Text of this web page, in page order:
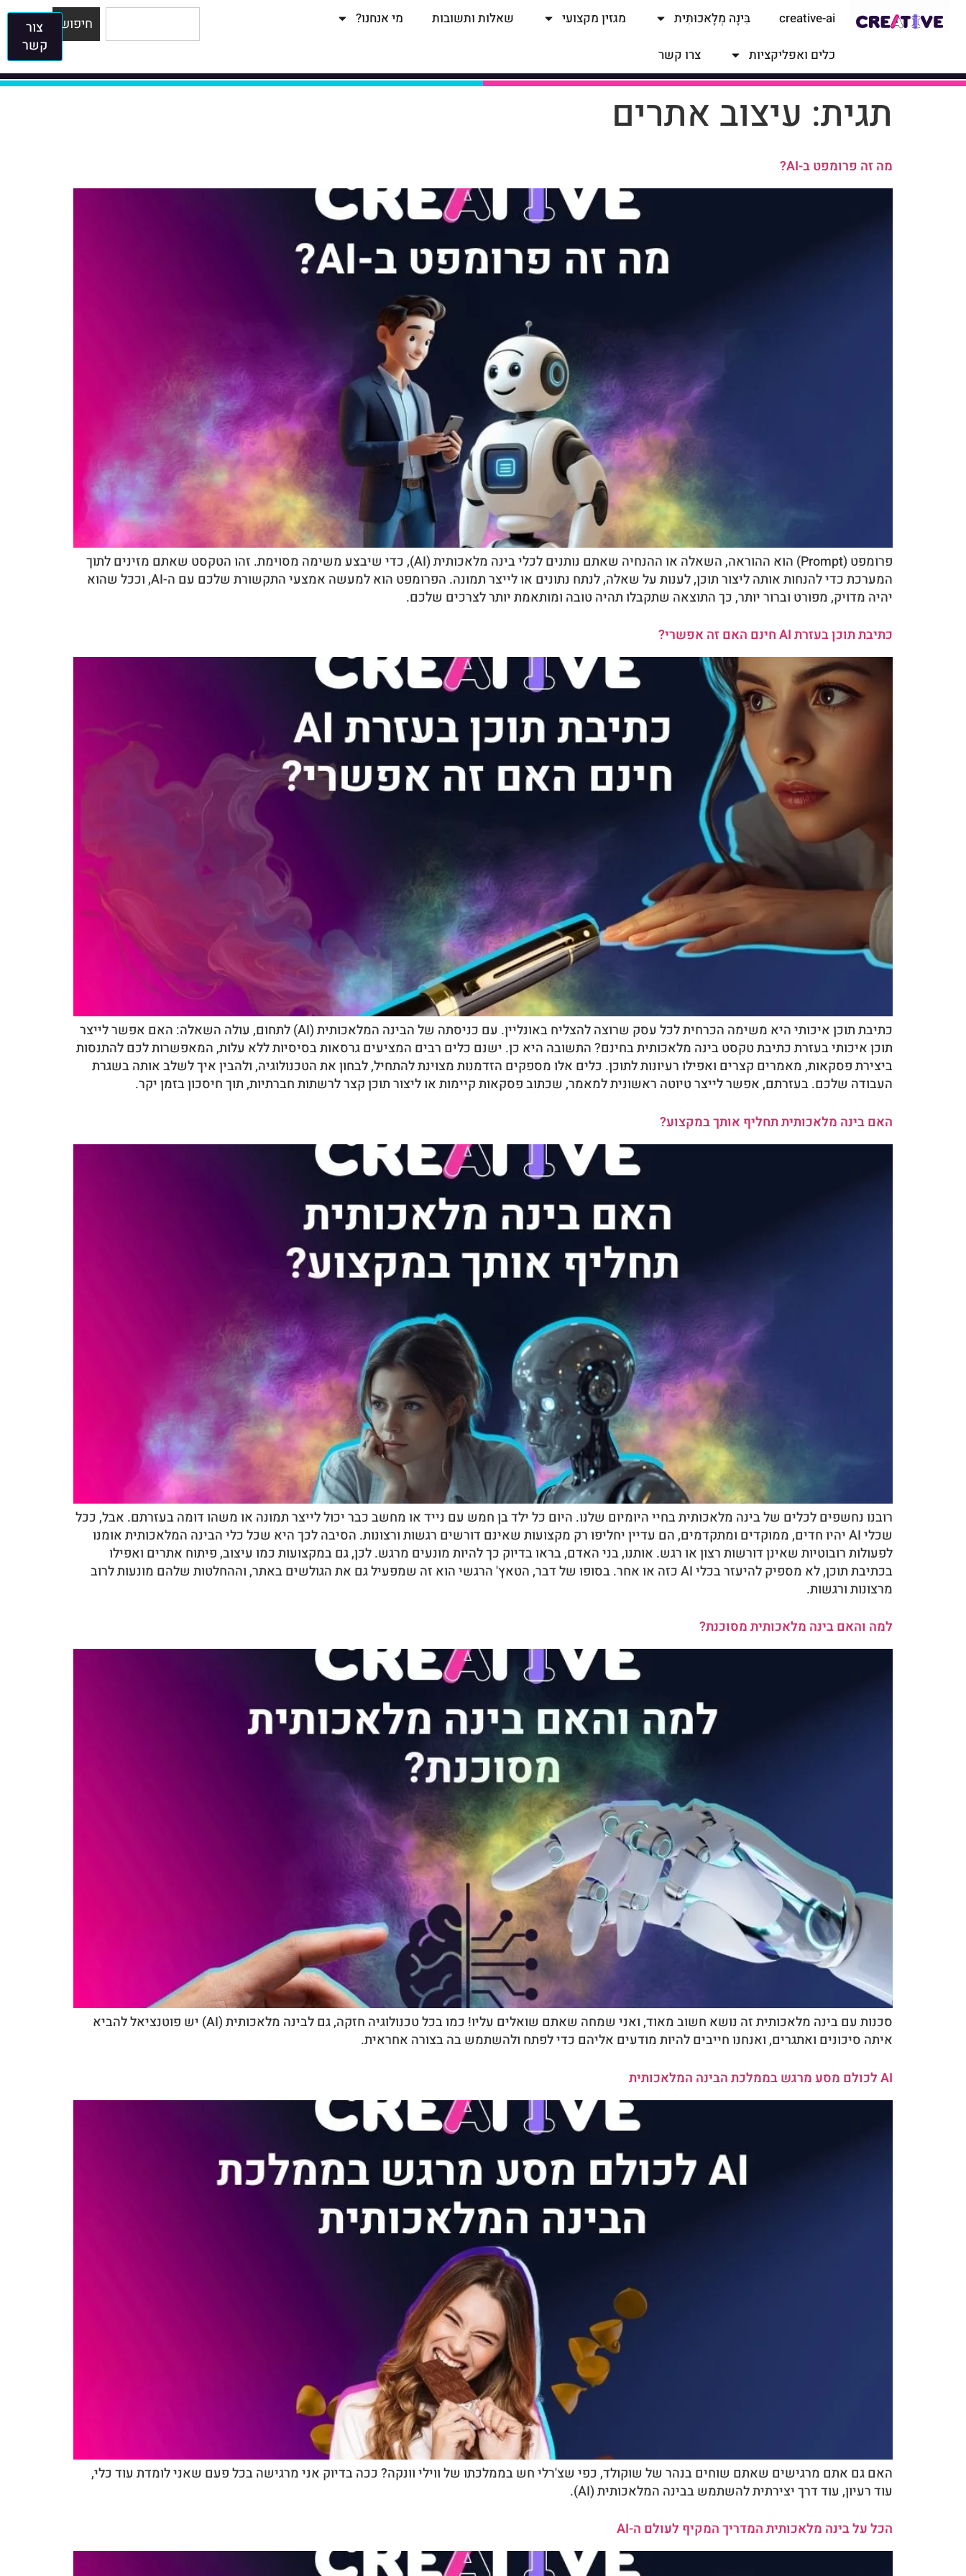
creative-ai בִּינָה מְלָאכוּתִית מגזין מקצועי שאלות ותשובות מי אנחנו?
כלים ואפליקציות צרו קשר
חיפוש
צור
קשר
תגית: עיצוב אתרים
מה זה פרומפט ב-AI?
פרומפט (Prompt) הוא ההוראה, השאלה או ההנחיה שאתם נותנים לכלי בינה מלאכותית (AI), כדי שיבצע משימה מסוימת. זהו הטקסט שאתם מזינים לתוך
המערכת כדי להנחות אותה ליצור תוכן, לענות על שאלה, לנתח נתונים או לייצר תמונה. הפרומפט הוא למעשה אמצעי התקשורת שלכם עם ה-AI, וככל שהוא
יהיה מדויק, מפורט וברור יותר, כך התוצאה שתקבלו תהיה טובה ומותאמת יותר לצרכים שלכם.
כתיבת תוכן בעזרת AI חינם האם זה אפשרי?
כתיבת תוכן איכותי היא משימה הכרחית לכל עסק שרוצה להצליח באונליין. עם כניסתה של הבינה המלאכותית (AI) לתחום, עולה השאלה: האם אפשר לייצר
תוכן איכותי בעזרת כתיבת טקסט בינה מלאכותית בחינם? התשובה היא כן. ישנם כלים רבים המציעים גרסאות בסיסיות ללא עלות, המאפשרות לכם להתנסות
ביצירת פסקאות, מאמרים קצרים ואפילו רעיונות לתוכן. כלים אלו מספקים הזדמנות מצוינת להתחיל, לבחון את הטכנולוגיה, ולהבין איך לשלב אותה בשגרת
העבודה שלכם. בעזרתם, אפשר לייצר טיוטה ראשונית למאמר, שכתוב פסקאות קיימות או ליצור תוכן קצר לרשתות חברתיות, תוך חיסכון בזמן יקר.
האם בינה מלאכותית תחליף אותך במקצוע?
רובנו נחשפים לכלים של בינה מלאכותית בחיי היומיום שלנו. היום כל ילד בן חמש עם נייד או מחשב כבר יכול לייצר תמונה או משהו דומה בעזרתם. אבל, ככל
שכלי AI יהיו חדים, ממוקדים ומתקדמים, הם עדיין יחליפו רק מקצועות שאינם דורשים רגשות ורצונות. הסיבה לכך היא שכל כלי הבינה המלאכותית אומנו
לפעולות רובוטיות שאינן דורשות רצון או רגש. אותנו, בני האדם, בראו בדיוק כך להיות מונעים מרגש. לכן, גם במקצועות כמו עיצוב, פיתוח אתרים ואפילו
בכתיבת תוכן, לא מספיק להיעזר בכלי AI כזה או אחר. בסופו של דבר, הטאץ' הרגשי הוא זה שמפעיל גם את הגולשים באתר, וההחלטות שלהם מונעות לרוב
מרצונות ורגשות.
למה והאם בינה מלאכותית מסוכנת?
סכנות עם בינה מלאכותית זה נושא חשוב מאוד, ואני שמחה שאתם שואלים עליו! כמו בכל טכנולוגיה חזקה, גם לבינה מלאכותית (AI) יש פוטנציאל להביא
איתה סיכונים ואתגרים, ואנחנו חייבים להיות מודעים אליהם כדי לפתח ולהשתמש בה בצורה אחראית.
AI לכולם מסע מרגש בממלכת הבינה המלאכותית
האם גם אתם מרגישים שאתם שוחים בנהר של שוקולד, כפי שצ'רלי חש בממלכתו של ווילי וונקה? ככה בדיוק אני מרגישה בכל פעם שאני לומדת עוד כלי,
עוד רעיון, עוד דרך יצירתית להשתמש בבינה המלאכותית (AI).
הכל על בינה מלאכותית המדריך המקיף לעולם ה-AI
למגזין להדרכות